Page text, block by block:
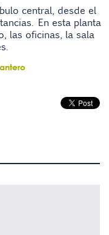
central, desde el
En esta planta
las oficinas, la sala